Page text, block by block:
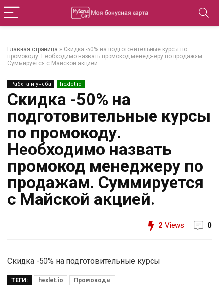
Главная страница » Скидка -50% на подготовительные курсы по
промокоду. Необходимо назвать промокод менеджеру по продажам.
Суммируется с Майской акцией.
Работа и учеба hexlet.io
Скидка -50% на
подготовительные курсы
по промокоду.
Необходимо назвать
промокод менеджеру по
продажам. Суммируется
с Майской акцией.
2 Views 0
Скидка -50% на подготовительные курсы
ТЕГИ: hexlet.io Промокоды